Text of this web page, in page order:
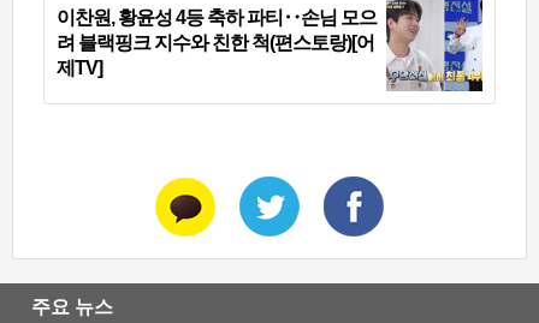
이찬원, 황윤성 4등 축하 파티‥손님 모으
려 블랙핑크 지수와 친한 척(편스토랑)[어
제TV]
주요 뉴스